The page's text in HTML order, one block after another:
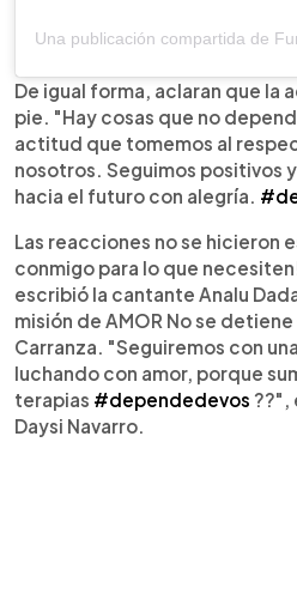
De igual forma, aclaran que la
pie. "Hay cosas que no
actitud que tomemos al
nosotros. Seguimos positivos
hacia el futuro con alegría.
Las reacciones no se hicieron
conmigo para lo que
escribió la cantante Analu
misión de AMOR No se
Carranza. "Seguiremos con
luchando con amor, porque
terapias #dependedevos ??",
Daysi Navarro.